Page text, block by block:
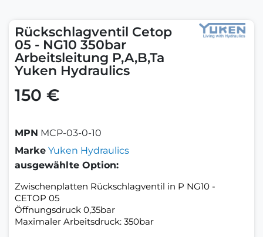
Rückschlagventil Cetop
05 - NG10 350bar
Arbeitsleitung P,A,B,Ta
Yuken Hydraulics
150 €
MPN MCP-03-0-10
Marke Yuken Hydraulics
ausgewählte Option:
Zwischenplatten Rückschlagventil in P NG10 -
CETOP 05
Öffnungsdruck 0,35bar
Maximaler Arbeitsdruck: 350bar